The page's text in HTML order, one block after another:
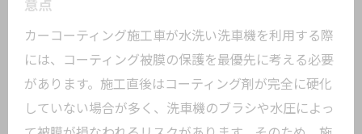
意点
カーコーティング施工車が水洗い洗車機を利用する際
には、コーティング被膜の保護を最優先に考える必要
があります。施工直後はコーティング剤が完全に硬化
していない場合が多く、洗車機のブラシや水圧によっ